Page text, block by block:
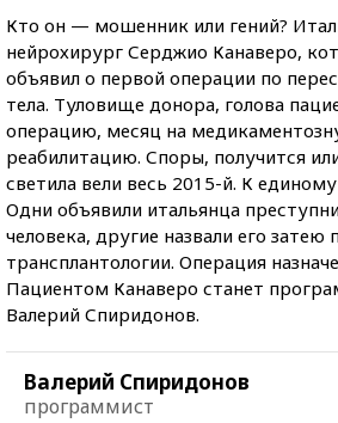
Кто он — мошенник или гений?
нейрохирург Серджио Канаверо,
объявил о первой операции по
тела. Туловище донора, голова
операцию, месяц на
реабилитацию. Споры, получится
светила вели весь 2015-й. К
Одни объявили итальянца
человека, другие назвали его
трансплантологии. Операция
Пациентом Канаверо станет
Валерий Спиридонов.
Валерий Спиридонов
программист